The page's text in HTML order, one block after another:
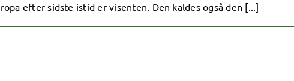
efter sidste istid er visenten. Den kaldes også den [...]